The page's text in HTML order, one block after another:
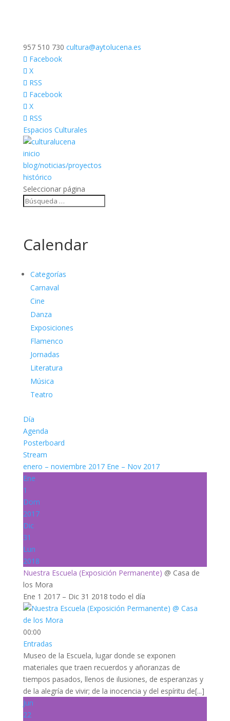
957 510 730 cultura@aytolucena.es
Facebook
X
RSS
Facebook
X
RSS
Espacios Culturales
inicio
blog/noticias/proyectos
histórico
Seleccionar página
Calendar
Categorías
Carnaval
Cine
Danza
Exposiciones
Flamenco
Jornadas
Literatura
Música
Teatro
Día
Agenda
Posterboard
Stream
enero – noviembre 2017 Ene – Nov 2017
Ene
1
Dom
2017
Dic
31
Lun
2018
Nuestra Escuela (Exposición Permanente) @ Casa de
los Mora
Ene 1 2017 – Dic 31 2018todo el día
00:00
Entradas
Museo de la Escuela, lugar donde se exponen
materiales que traen recuerdos y añoranzas de
tiempos pasados, llenos de ilusiones, de esperanzas y
de la alegría de vivir; de la inocencia y del espíritu de[...]
Jun
22